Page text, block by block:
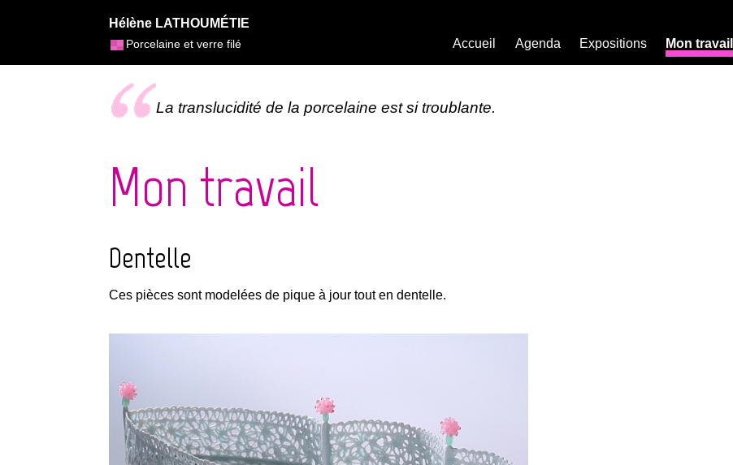
Hélène LATHOUMÉTIE
Porcelaine et verre filé Accueil Agenda Expositions Mon travail
La translucidité de la porcelaine est si troublante.
Mon travail
Dentelle
Ces pièces sont modelées de pique à jour tout en dentelle.